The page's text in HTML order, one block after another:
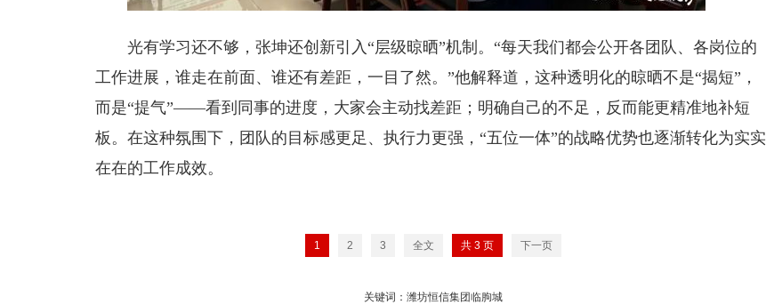
光有学习还不够，张坤还创新引入“层级晾晒”机制。“每天我们都会公开各团队、各岗位的
工作进展，谁走在前面、谁还有差距，一目了然。”他解释道，这种透明化的晾晒不是“揭短”，
而是“提气”——看到同事的进度，大家会主动找差距；明确自己的不足，反而能更精准地补短
板。在这种氛围下，团队的目标感更足、执行力更强，“五位一体”的战略优势也逐渐转化为实实
在在的工作成效。
1 2 3 全文 共 3 页 下一页
关键词：潍坊恒信集团临朐城